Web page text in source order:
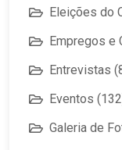
Eleições do
Empregos e
Entrevistas
Eventos
Galeria de